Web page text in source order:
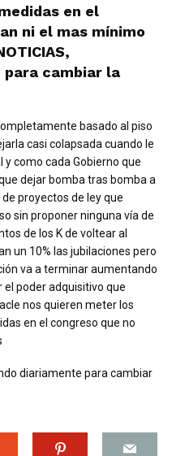
en el
ni el mas mínimo
cambiar la
basado al piso
casi colapsada cuando le
y como cada Gobierno que
dejar bomba tras bomba a
proyectos de ley que
sin proponer ninguna vía de
de los K de voltear al
un 10% las jubilaciones pero
va a terminar aumentando
el poder adquisitivo que
nos quieren meter los
en el congreso que no
diariamente para cambiar